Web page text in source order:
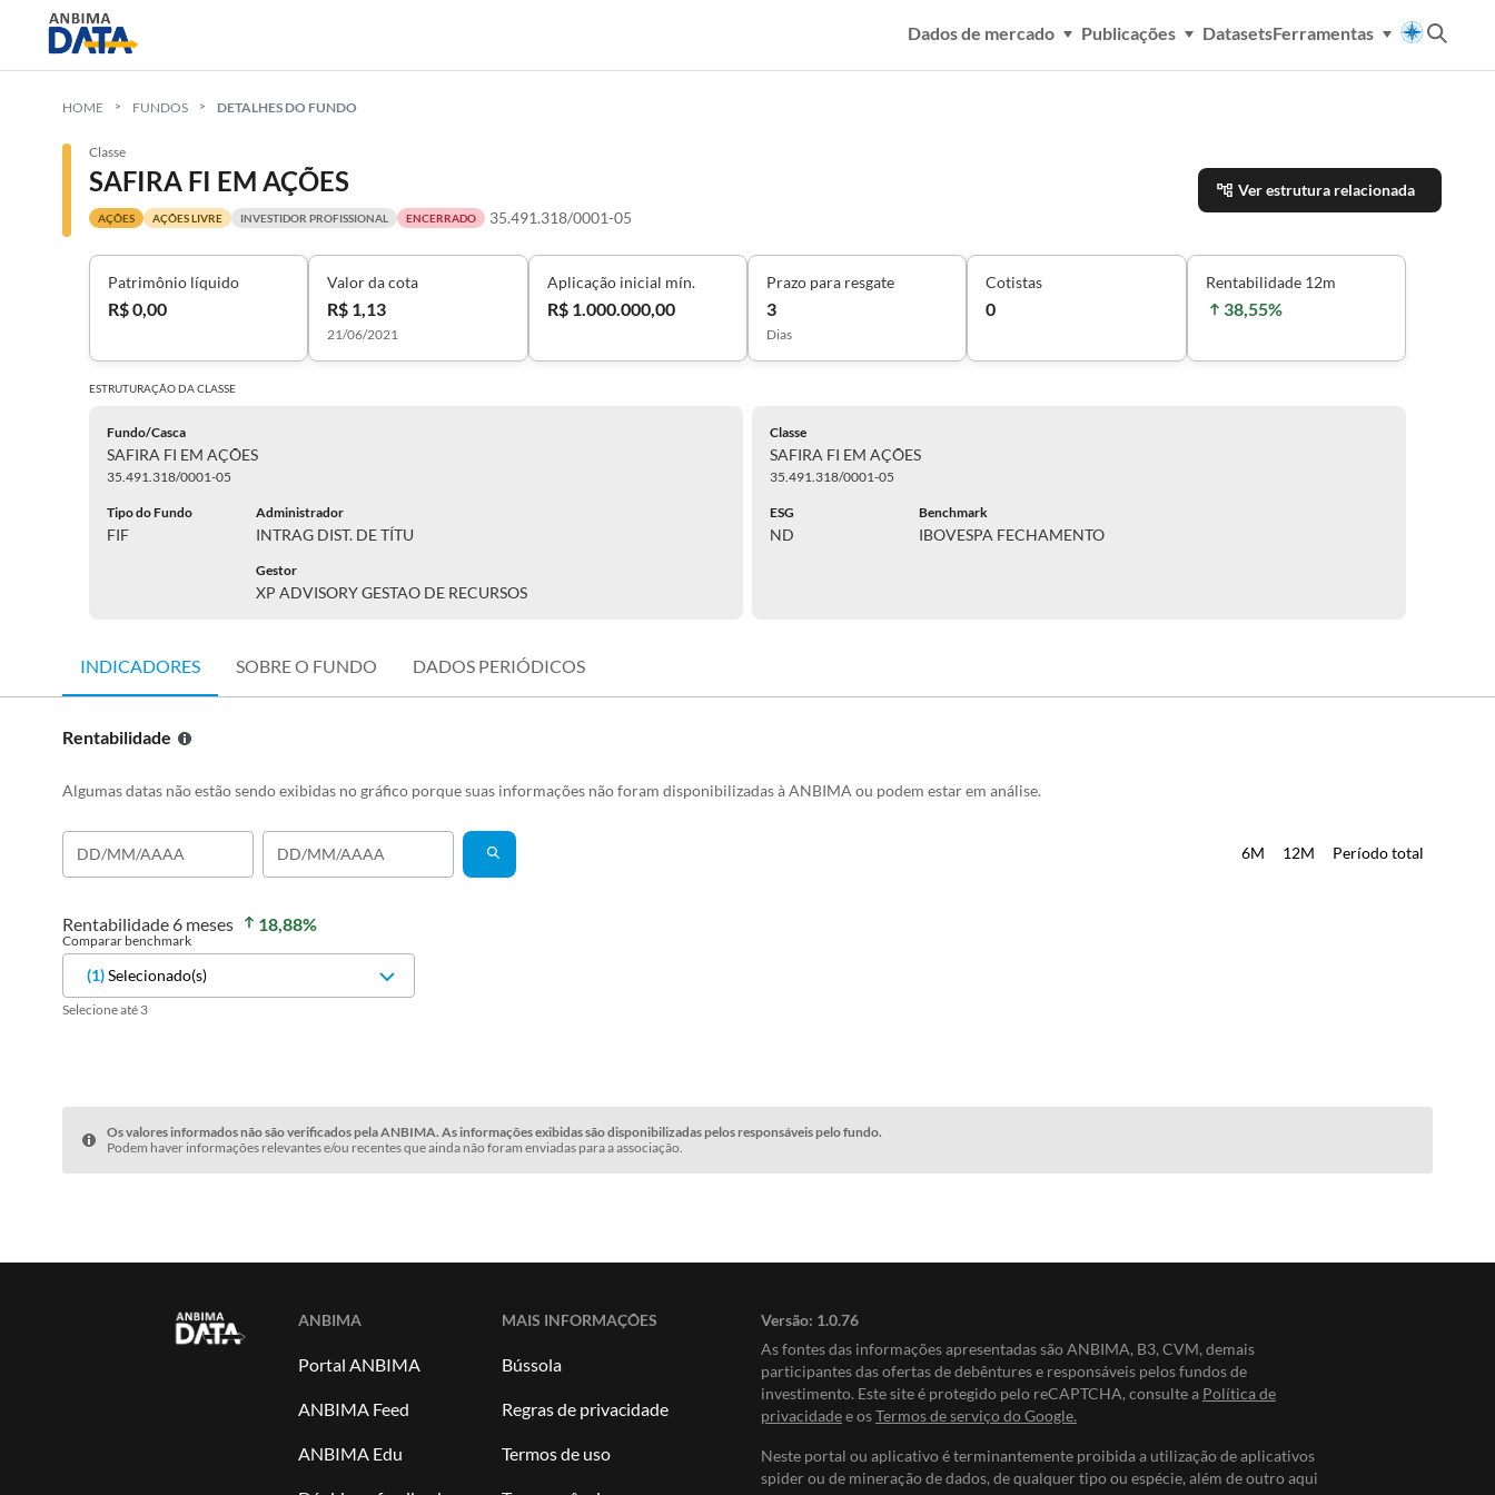
Dados de mercado Publicações DatasetsFerramentas
HOME FUNDOS DETALHES DO FUNDO
Classe
SAFIRA FI EM AÇÕES
AÇÕES AÇÕES LIVRE INVESTIDOR PROFISSIONAL ENCERRADO 35.491.318/0001-05
Ver estrutura relacionada
Patrimônio líquido
R$ 0,00
Valor da cota
R$ 1,13
21/06/2021
Aplicação inicial mín.
R$ 1.000.000,00
Prazo para resgate
3
Dias
Cotistas
0
Rentabilidade 12m
38,55%
ESTRUTURAÇÃO DACLASSE
Fundo/Casca
SAFIRA FI EM AÇÕES
35.491.318/0001-05
Tipo do Fundo
FIF
Administrador
INTRAG DIST. DE TÍTU
Gestor
XP ADVISORY GESTAO DE RECURSOS
Classe
SAFIRA FI EM AÇÕES
35.491.318/0001-05
ESG
ND
Benchmark
IBOVESPA FECHAMENTO
INDICADORES SOBRE O FUNDO DADOS PERIÓDICOS
Rentabilidade
Algumas datas não estão sendo exibidas no gráfico porque suas informações não foram disponibilizadas à ANBIMA ou podem estar em análise.
6M 12M Período total
Rentabilidade 6 meses 18,88%
Comparar benchmark
(1)Selecionado(s)
Selecione até 3
Os valores informados não são verificados pela ANBIMA. As informações exibidas são disponibilizadas pelos responsáveis pelo fundo.
Podem haver informações relevantes e/ou recentes que ainda não foram enviadas para a associação.
ANBIMA
Portal ANBIMA
ANBIMA Feed
ANBIMA Edu
MAIS INFORMAÇÕES
Bússola
Regras de privacidade
Termos de uso
Versão: 1.0.76
As fontes das informações apresentadas são ANBIMA, B3, CVM, demais
participantes das ofertas de debêntures e responsáveis pelos fundos de
investimento. Este site é protegido pelo reCAPTCHA, consulte a Política de
privacidadee osTermos de serviço do Google.
Neste portal ou aplicativo é terminantemente proibida a utilização de aplicativos
spider ou de mineração de dados, de qualquer tipo ou espécie, além de outro aqui